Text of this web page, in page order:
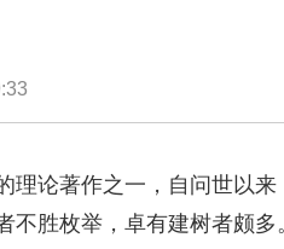
理论著作之一，自问世以来
不胜枚举，卓有建树者颇多